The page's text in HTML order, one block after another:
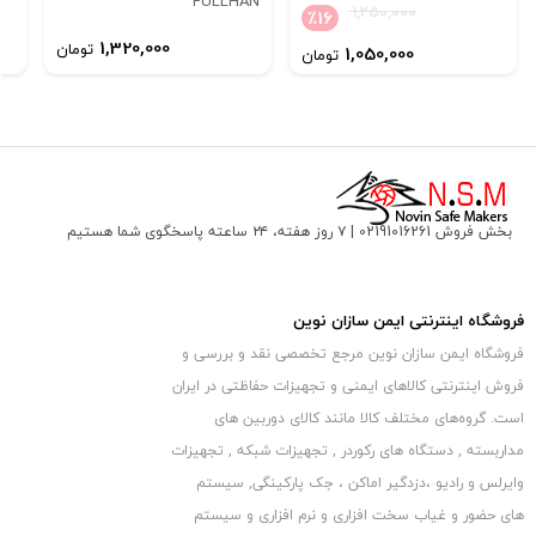
به راحتی قابلیت اتصال به سقف را دارد که می تواند تاثیر بسزایی در
دریافت تصاویر داشته باشد.
دوربین و قسمت شیشه ای و گنبدی شکلی که LED ها و لنز در آن قرار
می گیرند.
ابعاددوربین داهوا مدل DH-HAC-HDBW2231FP دقیقا۱۰۶×۵۰٫۳
محدودی را داراست.
٪16 1,250,000
1,050,000 تومان 1,320,000 تومان
بخش فروش 02191016261 | ۷ روز هفته، ۲۴ ساعته پاسخگوی شما هستیم
فروشگاه اینترنتی ایمن سازان نوین
فروشگاه ایمن سازان نوین مرجع تخصصی نقد و بررسی و
فروش اینترنتی کالاهای ایمنی و تجهیزات حفاظتی در ایران
است. گروه‏‏‌های مختلف کالا مانند کالای دوربین های
مداربسته , دستگاه های رکوردر , تجهیزات شبکه , تجهیزات
وایرلس و رادیو ،دزدگیر اماکن ، جک پارکینگی, سیستم
های حضور و غیاب سخت افزاری و نرم افزاری و سیستم